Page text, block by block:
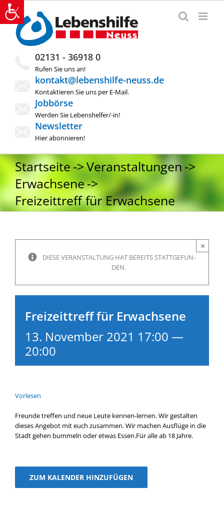
Zum
Inhalt
springen
02131 - 36918 0
Rufen Sie uns an!
kontakt@lebenshilfe-neuss.de
Kontaktieren Sie uns per E-Mail.
Jobbörse
Werden Sie Lebenshelfer/-in!
Newsletter
Hier abonnieren!
Startseite
Veranstaltungen
Erwachsene
Freizeittreff für Erwachsene
DIE­SE VER­AN­STAL­TUNG HAT BEREITS STATT­GE­FUN­
DEN.
×
Freizeittreff für Erwachsene
13. November 2021 17:00 —
20:00
Vor­le­sen
Freun­de tref­fen und neue Leu­te kennen-lernen. Wir gestal­ten
die­ses Ange­bot mit euch zusam­men. Wir machen Aus­flü­ge in die
Stadt gehen bum­meln oder etwas Essen.Für alle ab 18 Jah­re.
ZUM KALENDER HINZUFÜGEN